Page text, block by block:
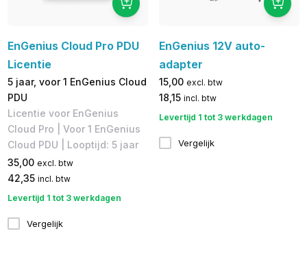
EnGenius Cloud Pro PDU
Licentie
5 jaar, voor 1 EnGenius Cloud
PDU
Licentie voor EnGenius
Cloud Pro | Voor 1 EnGenius
Cloud PDU | Looptijd: 5 jaar
35,00 excl. btw
42,35 incl. btw
Levertijd 1 tot 3 werkdagen
Vergelijk
EnGenius 12V auto-
adapter
15,00 excl. btw
18,15 incl. btw
Levertijd 1 tot 3 werkdagen
Vergelijk